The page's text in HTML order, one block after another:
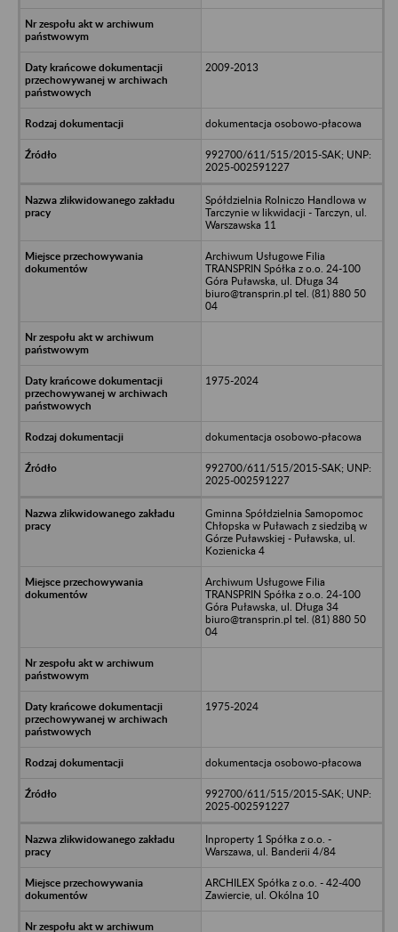
2009-2013
dokumentacja osobowo-płacowa
992700/611/515/2015-SAK; UNP:
2025-002591227
Spółdzielnia Rolniczo Handlowa w
Tarczynie w likwidacji - Tarczyn, ul.
Warszawska 11
Archiwum Usługowe Filia
TRANSPRIN Spółka z o.o. 24-100
Góra Puławska, ul. Długa 34
biuro@transprin.pl tel. (81) 880 50
04
1975-2024
dokumentacja osobowo-płacowa
992700/611/515/2015-SAK; UNP:
2025-002591227
Gminna Spółdzielnia Samopomoc
Chłopska w Puławach z siedzibą w
Górze Puławskiej - Puławska, ul.
Kozienicka 4
Archiwum Usługowe Filia
TRANSPRIN Spółka z o.o. 24-100
Góra Puławska, ul. Długa 34
biuro@transprin.pl tel. (81) 880 50
04
1975-2024
dokumentacja osobowo-płacowa
992700/611/515/2015-SAK; UNP:
2025-002591227
Inproperty 1 Spółka z o.o. -
Warszawa, ul. Banderii 4/84
ARCHILEX Spółka z o.o. - 42-400
Zawiercie, ul. Okólna 10